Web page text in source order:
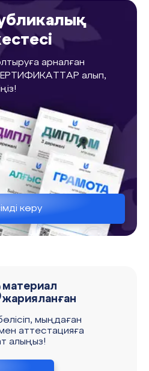
арналған
алып,
көру
материал
жарияланған
мыңдаған
аттестацияға
алыңыз!